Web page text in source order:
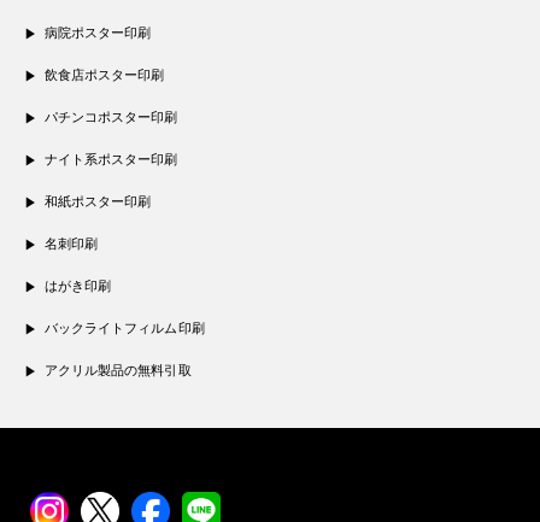
病院ポスター印刷
飲食店ポスター印刷
パチンコポスター印刷
ナイト系ポスター印刷
和紙ポスター印刷
名刺印刷
はがき印刷
バックライトフィルム印刷
アクリル製品の無料引取